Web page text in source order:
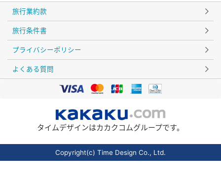
旅行業約款
旅行条件書
プライバシーポリシー
よくある質問
タイムデザインはカカクコムグループです。
Copyright(c) Time Design Co., Ltd.